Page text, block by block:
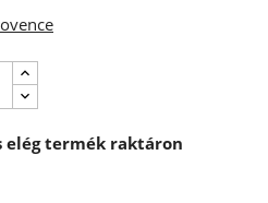
elég termék raktáron